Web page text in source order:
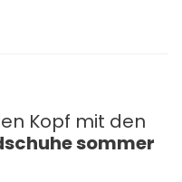
Kopf mit den
sommer